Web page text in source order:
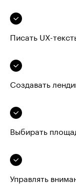
Писать UX-
Создавать
Выбирать
Управлять